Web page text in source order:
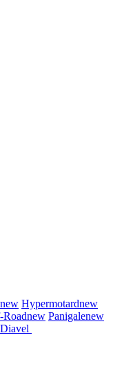
new Hypermotardnew
new Panigalenew